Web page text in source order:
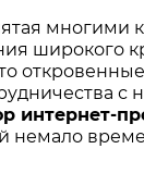
многими
широкого
с
интернет-
немало